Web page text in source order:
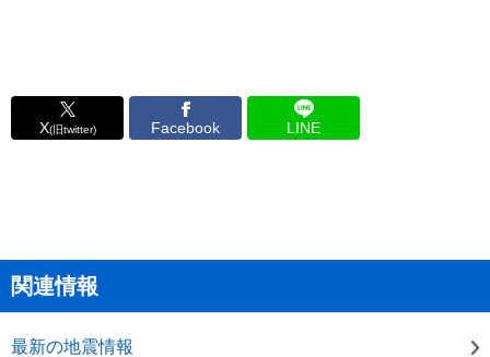
X(旧twitter) Facebook LINE
関連情報
最新の地震情報